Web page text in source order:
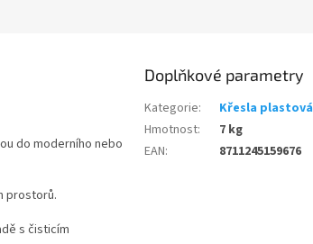
do moderního nebo
prostorů.
s čisticím
Doplňkové parametry
Kategorie:
Křesla plastová
Hmotnost:
7 kg
EAN: 8711245159676